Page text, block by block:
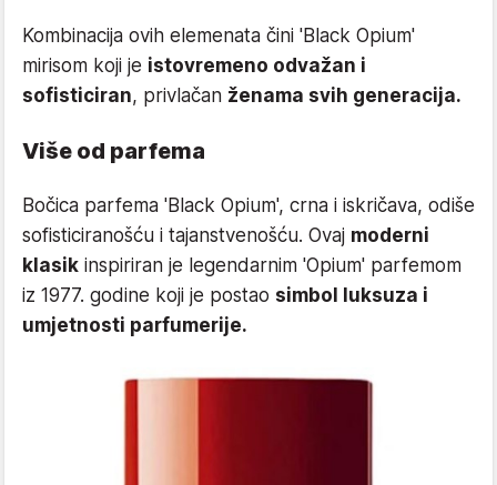
Kombinacija ovih elemenata čini 'Black Opium'
mirisom koji je istovremeno odvažan i
sofisticiran, privlačan ženama svih generacija.
Više od parfema
Bočica parfema 'Black Opium', crna i iskričava, odiše
sofisticiranošću i tajanstvenošću. Ovaj moderni
klasik inspiriran je legendarnim 'Opium' parfemom
iz 1977. godine koji je postao simbol luksuza i
umjetnosti parfumerije.